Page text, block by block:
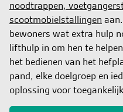
noodtrappen,
scootmobielstallingen
bewoners wat extra hulp
lifthulp in om hen te
het bedienen van het
pand, elke doelgroep en
oplossing voor